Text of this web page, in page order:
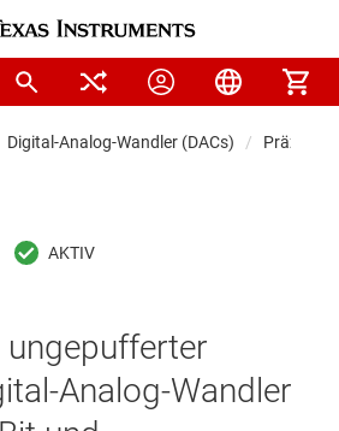
Digital-Analog-Wandler (DACs)
ungepufferter
Analog-Wandler